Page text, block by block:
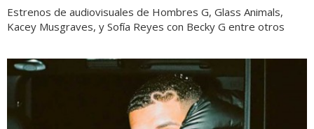
Estrenos de audiovisuales de Hombres G, Glass Animals,
Kacey Musgraves, y Sofía Reyes con Becky G entre otros